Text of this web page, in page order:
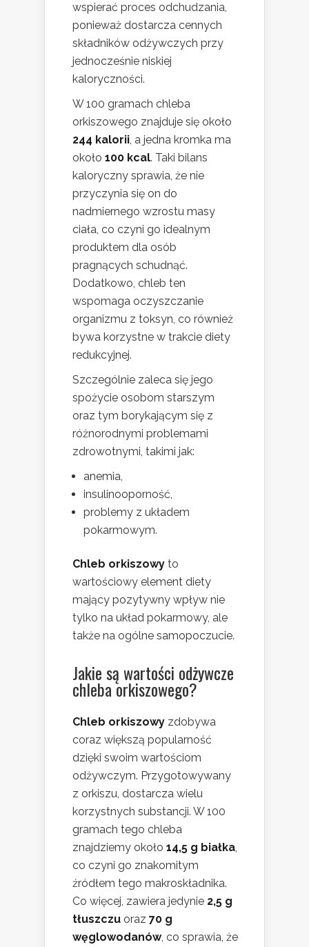
wspierać proces odchudzania,
ponieważ dostarcza cennych
składników odżywczych przy
jednocześnie niskiej
kaloryczności.
W 100 gramach chleba
orkiszowego znajduje się około
244 kalorii, a jedna kromka ma
około 100 kcal. Taki bilans
kaloryczny sprawia, że nie
przyczynia się on do
nadmiernego wzrostu masy
ciała, co czyni go idealnym
produktem dla osób
pragnących schudnąć.
Dodatkowo, chleb ten
wspomaga oczyszczanie
organizmu z toksyn, co również
bywa korzystne w trakcie diety
redukcyjnej.
Szczególnie zaleca się jego
spożycie osobom starszym
oraz tym borykającym się z
różnorodnymi problemami
zdrowotnymi, takimi jak:
anemia,
insulinooporność,
problemy z układem
pokarmowym.
Chleb orkiszowy to
wartościowy element diety
mający pozytywny wpływ nie
tylko na układ pokarmowy, ale
także na ogólne samopoczucie.
Jakie są wartości odżywcze
chleba orkiszowego?
Chleb orkiszowy zdobywa
coraz większą popularność
dzięki swoim wartościom
odżywczym. Przygotowywany
z orkiszu, dostarcza wielu
korzystnych substancji. W 100
gramach tego chleba
znajdziemy około 14,5 g białka,
co czyni go znakomitym
źródłem tego makroskładnika.
Co więcej, zawiera jedynie 2,5 g
tłuszczu oraz 70 g
węglowodanów, co sprawia, że